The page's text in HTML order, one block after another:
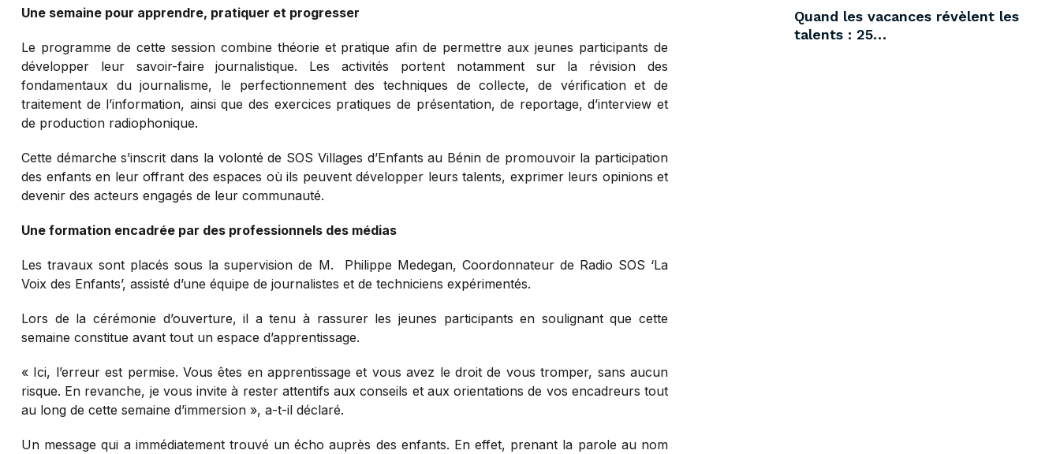
Une semaine pour apprendre, pratiquer et progresser
Le programme de cette session combine théorie et pratique afin de permettre aux jeunes participants de
développer leur savoir-faire journalistique. Les activités portent notamment sur la révision des
fondamentaux du journalisme, le perfectionnement des techniques de collecte, de vérification et de
traitement de l’information, ainsi que des exercices pratiques de présentation, de reportage, d’interview et
de production radiophonique.
Cette démarche s’inscrit dans la volonté de SOS Villages d’Enfants au Bénin de promouvoir la participation
des enfants en leur offrant des espaces où ils peuvent développer leurs talents, exprimer leurs opinions et
devenir des acteurs engagés de leur communauté.
Une formation encadrée par des professionnels des médias
Les travaux sont placés sous la supervision de M. Philippe Medegan, Coordonnateur de Radio SOS ‘La
Voix des Enfants’, assisté d’une équipe de journalistes et de techniciens expérimentés.
Lors de la cérémonie d’ouverture, il a tenu à rassurer les jeunes participants en soulignant que cette
semaine constitue avant tout un espace d’apprentissage.
« Ici, l’erreur est permise. Vous êtes en apprentissage et vous avez le droit de vous tromper, sans aucun
risque. En revanche, je vous invite à rester attentifs aux conseils et aux orientations de vos encadreurs tout
au long de cette semaine d’immersion », a-t-il déclaré.
Un message qui a immédiatement trouvé un écho auprès des enfants. En effet, prenant la parole au nom
Quand les vacances révèlent les
talents : 25…